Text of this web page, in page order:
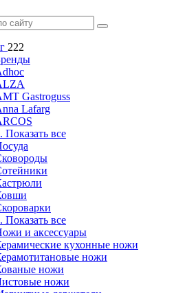
222
Gastroguss
Lafarg
Показать все
Показать все
и аксессуары
кухонные ножи
ножи
ножи
ножи